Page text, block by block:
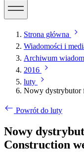
Strona główna
Wiadomości i
Archiwum
2016
luty
Nowy dystrybutor
Powrót do luty
Nowy
Construction